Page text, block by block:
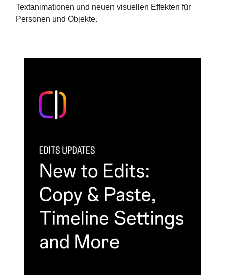
Textanimationen und neuen visuellen Effekten für
Personen und Objekte.